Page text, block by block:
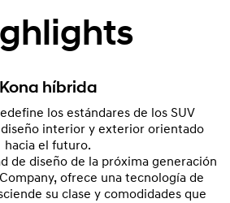
Kona híbrida
los estándares de los SUV
interior y exterior orientado
hacia el futuro.
de diseño de la próxima generación
ofrece una tecnología de
su clase y comodidades que